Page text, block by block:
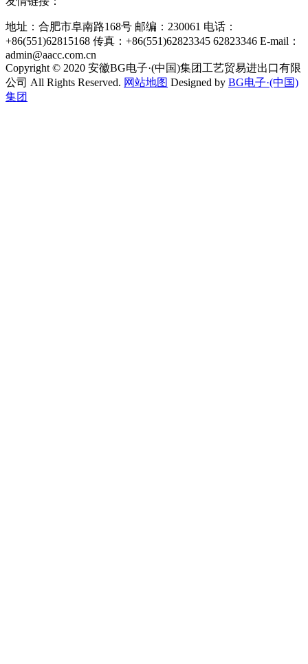
地址：合肥市阜南路168号 邮编：230061 电话：
+86(551)62815168 传真：+86(551)62823345 62823346 E-mail：
admin@aacc.com.cn
Copyright © 2020 安徽BG电子·(中国)集团工艺贸易进出口有限
公司 All Rights Reserved. 网站地图 Designed by BG电子·(中国)
集团